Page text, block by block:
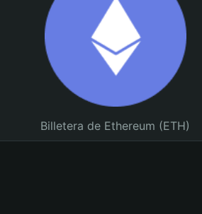
Billetera de Ethereum (ETH)